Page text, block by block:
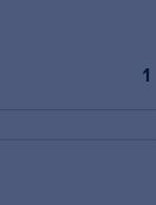
1